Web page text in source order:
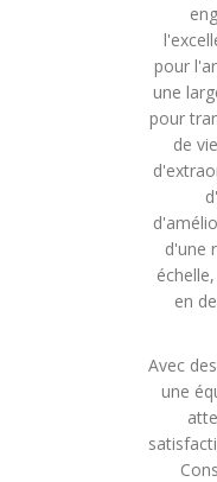
pour
une
pour
de
d'une
en
Avec
une